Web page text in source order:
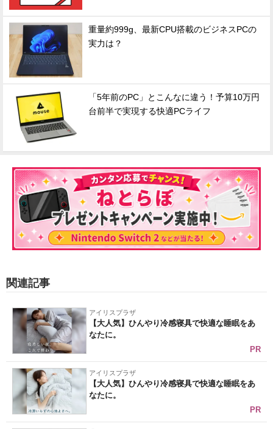
重量約999g、最新CPU搭載のビジネスPCの
実力は？
「5年前のPC」とこんなに違う！予算10万円
台前半で実現する快適PCライフ
関連記事
アイリスプラザ
【大人気】ひんやり冷感寝具で快適な睡眠をあ
なたに。
PR
アイリスプラザ
【大人気】ひんやり冷感寝具で快適な睡眠をあ
なたに。
PR